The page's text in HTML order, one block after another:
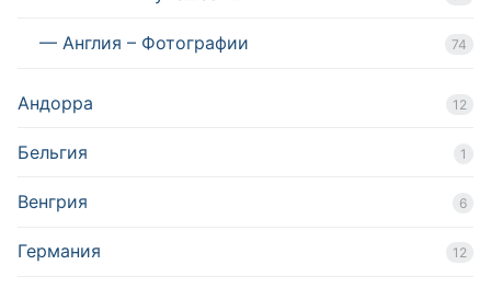
— Англия – Фотографии 74
Андорра 12
Бельгия 1
Венгрия 6
Германия 12